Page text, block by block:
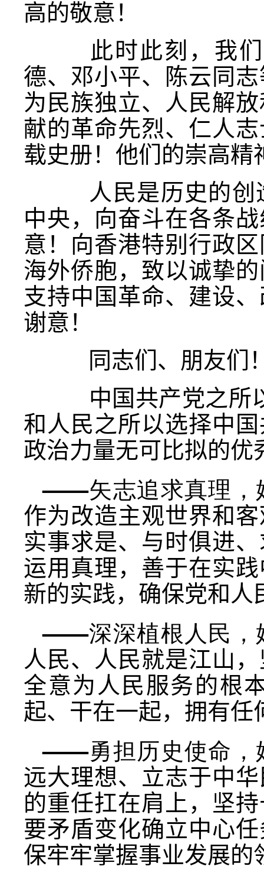
高的敬意！
此时此刻， 我
德、邓小平、陈云同
为民族独立、人民解
献的革命先烈、仁人
载史册！他们的崇高
人民是历史的创
中央，向奋斗在各条
意！向香港特别行政
海外侨胞，致以诚挚
支持中国革命、建设
谢意！
同志们、朋友们
中国共产党之所以
和人民之所以选择中
政治力量无可比拟的优
——矢志追求真理，
作为改造主观世界和
实事求是、与时俱进
运用真理，善于在实
新的实践，确保党和人
——深深植根人民，
人民、人民就是江山
全意为人民服务的根
起、干在一起，拥有任
——勇担历史使命，
远大理想、立志于中
的重任扛在肩上，坚
要矛盾变化确立中心
保牢牢掌握事业发展的